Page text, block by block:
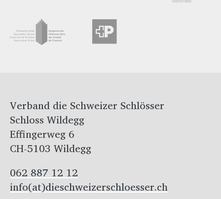
Verband die Schweizer Schlösser
Schloss Wildegg
Effingerweg 6
CH-5103 Wildegg
062 887 12 12
info(at)dieschweizerschloesser.ch